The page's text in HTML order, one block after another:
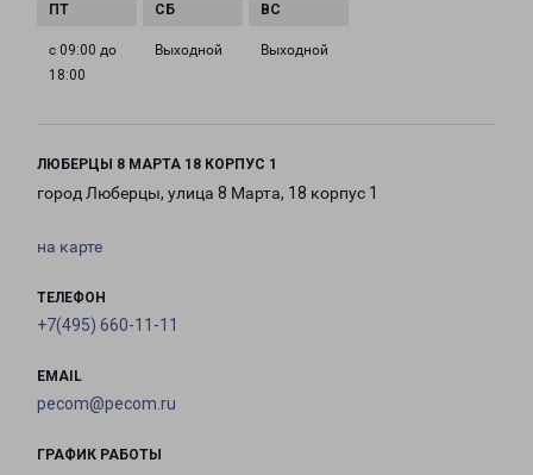
с 09:00 до
18:00
Выходной Выходной
ЛЮБЕРЦЫ 8 МАРТА 18 КОРПУС 1
город Люберцы, улица 8 Марта, 18 корпус 1
на карте
ТЕЛЕФОН
+7(495) 660-11-11
EMAIL
pecom@pecom.ru
ГРАФИК РАБОТЫ